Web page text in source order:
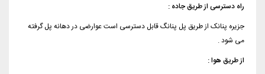
راه دسترسی از طریق جاده :
جزیره پنانک از طریق پل پنانگ قابل دسترسی است عوارضی در دهانه پل گرفته
می شود .
از طریق هوا :